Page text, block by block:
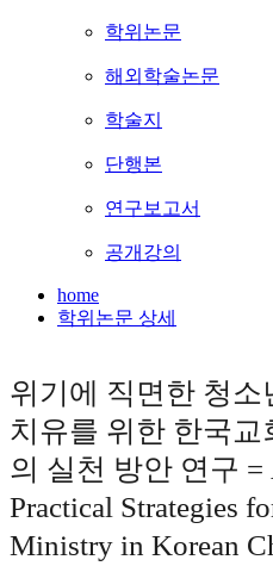
학위논문
해외학술논문
학술지
단행본
연구보고서
공개강의
home
학위논문 상세
위기에 직면한 청소
치유를 위한 한국교
의 실천 방안 연구 =
Practical Strategies
Ministry in Korean